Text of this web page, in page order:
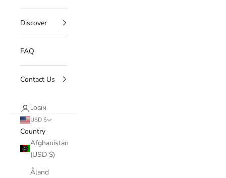
Discover
FAQ
Contact Us
LOGIN
USD $
Country
Afghanistan
(USD $)
Åland